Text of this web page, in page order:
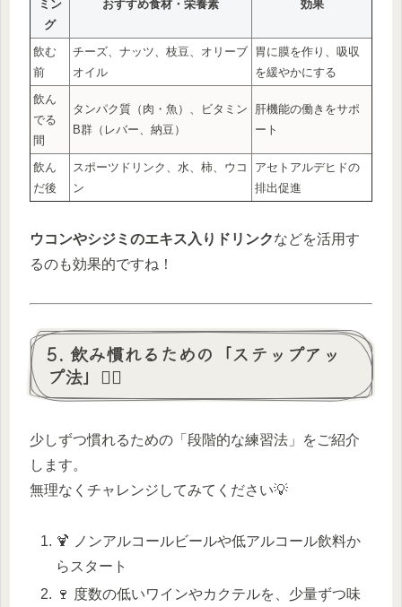
ミン
グ
おすすめ食材・栄養素 効果
飲む
前
チーズ、ナッツ、枝豆、オリーブ
オイル
胃に膜を作り、吸収
を緩やかにする
飲ん
でる
間
タンパク質（肉・魚）、ビタミン
B群（レバー、納豆）
肝機能の働きをサポ
ート
飲ん
だ後
スポーツドリンク、水、柿、ウコ
ン
アセトアルデヒドの
排出促進
ウコンやシジミのエキス入りドリンクなどを活用す
るのも効果的ですね！
5. 飲み慣れるための「ステップアッ
プ法」🚶‍♂️
少しずつ慣れるための「段階的な練習法」をご紹介
します。
無理なくチャレンジしてみてください💡
🍹 ノンアルコールビールや低アルコール飲料か
らスタート
🍷 度数の低いワインやカクテルを、少量ずつ味